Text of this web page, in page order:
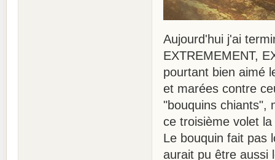
Aujourd'hui j'ai
EXTREMEMENT,
pourtant bien aimé
et marées contre
"bouquins chiants",
ce troisième volet
Le bouquin fait pas
aurait pu être aussi